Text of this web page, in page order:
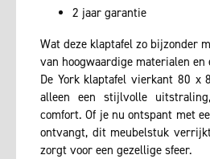
2 jaar garantie
Wat deze klaptafel zo bijzonder
van hoogwaardige materialen en
De York klaptafel vierkant 80
alleen een stijlvolle
comfort. Of je nu ontspant met
ontvangt, dit meubelstuk
zorgt voor een gezellige sfeer.